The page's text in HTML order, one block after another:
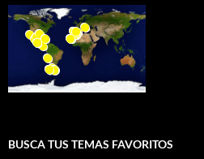
BUSCA TUS TEMAS FAVORITOS